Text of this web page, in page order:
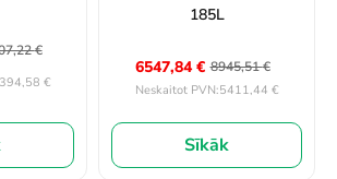
€
€
185L
8945,51€
6547,84€
Neskaitot PVN:5411,44 €
Sīkāk